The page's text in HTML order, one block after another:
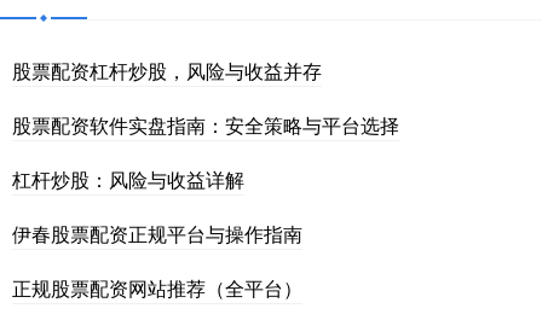
股票配资杠杆炒股，风险与收益并存
股票配资软件实盘指南：安全策略与平台选择
杠杆炒股：风险与收益详解
伊春股票配资正规平台与操作指南
正规股票配资网站推荐（全平台）